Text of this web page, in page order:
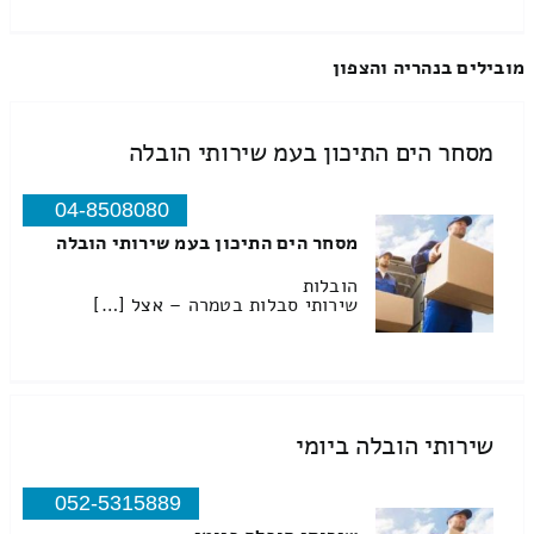
מובילים בנהריה והצפון
מסחר הים התיכון בעמ שירותי הובלה
04-8508080
מסחר הים התיכון בעמ שירותי הובלה
הובלות
שירותי סבלות בטמרה – אצל […]
שירותי הובלה ביומי
052-5315889